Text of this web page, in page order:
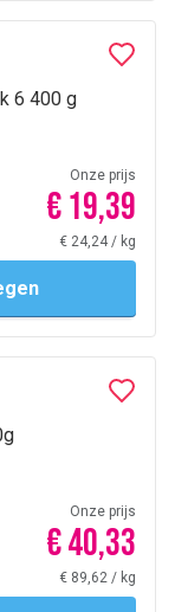
6 400 g
Onze prijs
€ 19,39
€ 24,24 / kg
Onze prijs
€ 40,33
€ 89,62 / kg